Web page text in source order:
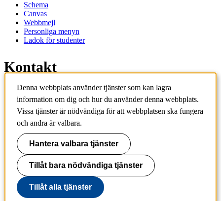
Schema
Canvas
Webbmejl
Personliga menyn
Ladok för studenter
Kontakt
Kontakta utbildningsprogram
Kontakta kurs
IT-support
KTH Entré
KTH
100 44 Stockholm
+46 8 790 60 00
info@kth.se
Denna webbplats använder tjänster som kan lagra
information om dig och hur du använder denna webbplats.
Vissa tjänster är nödvändiga för att webbplatsen ska fungera
och andra är valbara.
Hantera valbara tjänster
Tillåt bara nödvändiga tjänster
Tillåt alla tjänster